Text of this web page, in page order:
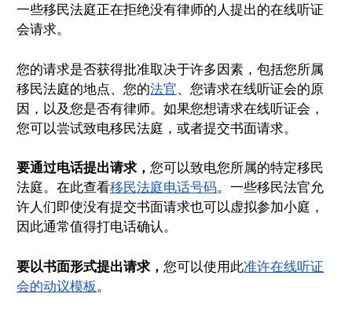
一些移民法庭正在拒绝没有律师的人提出的在线听证
会请求。
您的请求是否获得批准取决于许多因素，包括您所属
移民法庭的地点、您的法官、您请求在线听证会的原
因，以及您是否有律师。如果您想请求在线听证会，
您可以尝试致电移民法庭，或者提交书面请求。
要通过电话提出请求，您可以致电您所属的特定移民
法庭。在此查看移民法庭电话号码。一些移民法官允
许人们即使没有提交书面请求也可以虚拟参加小庭，
因此通常值得打电话确认。
要以书面形式提出请求，您可以使用此准许在线听证
会的动议模板。